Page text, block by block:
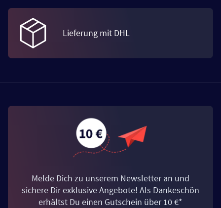
Lieferung mit DHL
Melde Dich zu unserem Newsletter an und
sichere Dir exklusive Angebote! Als Dankeschön
erhältst Du einen Gutschein über 10 €*